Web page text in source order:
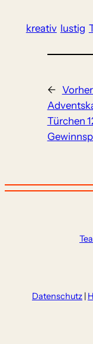
kreativ lustig
←
Türchen
Datenschutz |